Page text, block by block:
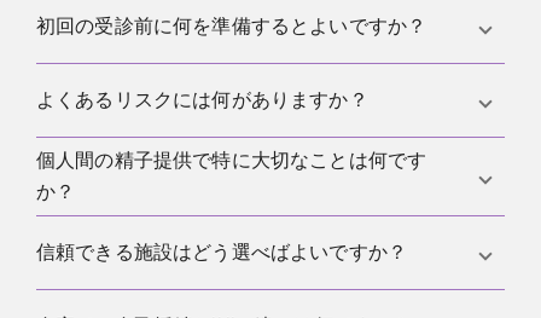
があります。
複数の胚を戻す場合や、刺激で複数の卵胞が育つ場
が重視されます。
初回の受診前に何を準備するとよいですか？
周期の記録、これまでの検査、最新の
、服
の条件をまとめた質問が役立ちます。
よくあるリスクには何がありますか？
薬の副作用は比較的よくあり、重い経過はまれです
がOHSSのようなリスクがあります。採卵などの処置
切です。
個人間の精子提供で特に大切なことは何です
か？
合意を明確にし、感染症の検査を最新にし、同意を
数回の試行を現実的に見ておくことです。実務は
信頼できる施設はどう選べばよいですか？